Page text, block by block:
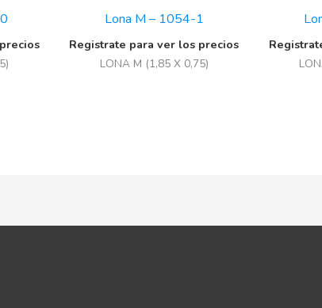
Lona M – 1054-1
Registrate para ver los precios
LONA M (1,85 X 0,75)